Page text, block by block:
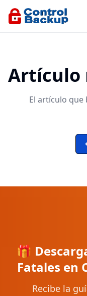
Artículo
El artículo que
🎁
Fatales en
Recibe la